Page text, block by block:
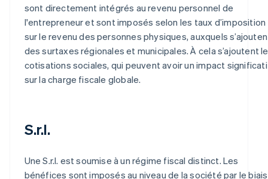
sont directement intégrés au revenu personnel de
l'entrepreneur et sont imposés selon les taux d’imposition
sur le revenu des personnes physiques, auxquels
des surtaxes régionales et municipales. À cela s’ajoutent
cotisations sociales, qui peuvent avoir un impact
sur la charge fiscale globale.
S.r.l.
Une S.r.l. est soumise à un régime fiscal distinct. Les
bénéfices sont imposés au niveau de la société par le biais